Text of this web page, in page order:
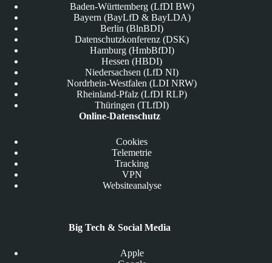
Baden-Württemberg (LfDI BW)
Bayern (BayLfD & BayLDA)
Berlin (BlnBDI)
Datenschutzkonferenz (DSK)
Hamburg (HmbBfDI)
Hessen (HBDI)
Niedersachsen (LfD NI)
Nordrhein-Westfalen (LDI NRW)
Rheinland-Pfalz (LfDI RLP)
Thüringen (TLfDI)
Online-Datenschutz
Cookies
Telemetrie
Tracking
VPN
Websiteanalyse
Big Tech & Social Media
Apple